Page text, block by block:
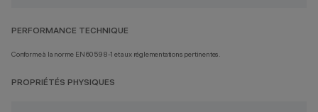
PERFORMANCE TECHNIQUE
Conforme à la norme EN60598-1 et aux réglementations pertinentes.
PROPRIÉTÉS PHYSIQUES